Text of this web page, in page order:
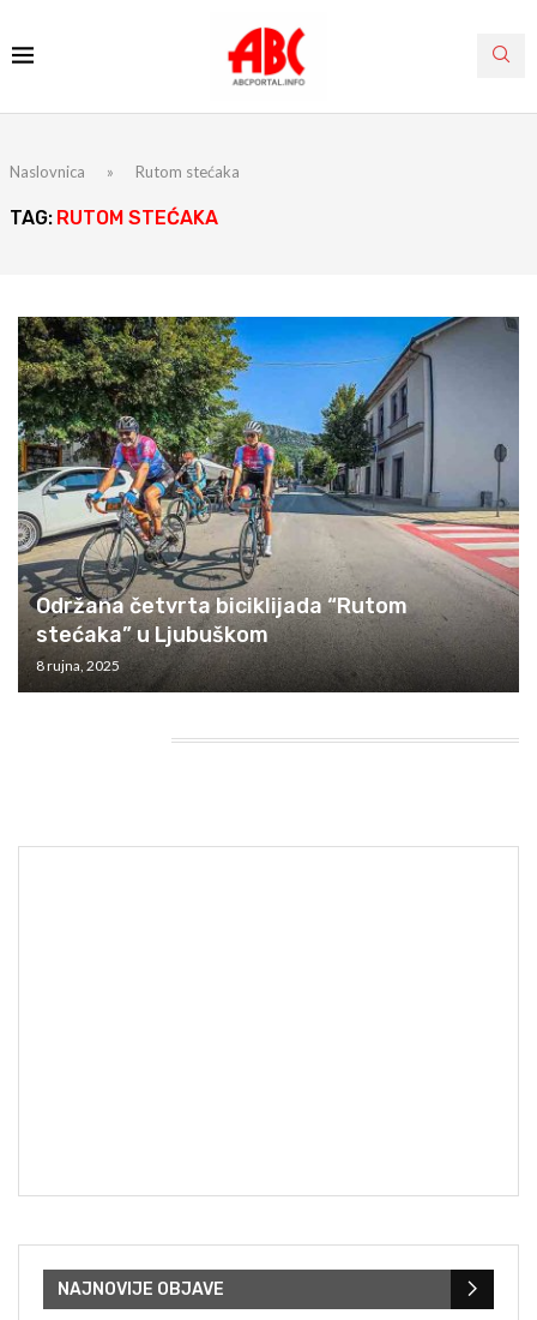
Naslovnica » Rutom stećaka
TAG: RUTOM STEĆAKA
Održana četvrta biciklijada “Rutom
stećaka” u Ljubuškom
8 rujna, 2025
NAJNOVIJE OBJAVE